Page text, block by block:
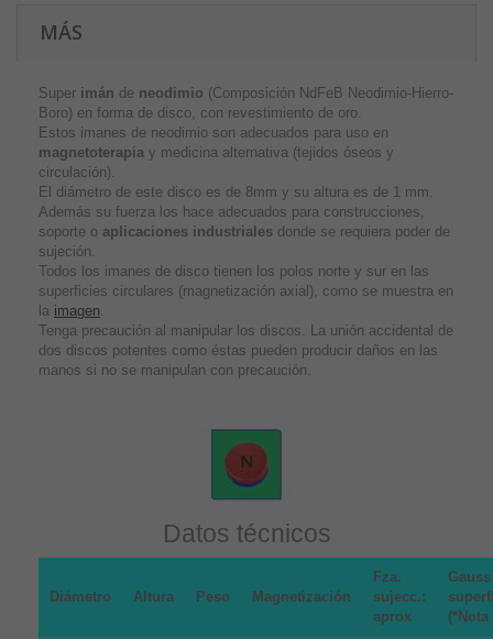
MÁS
Super imán de neodimio (Composición NdFeB Neodimio-Hierro-
Boro) en forma de disco, con revestimiento de oro.
Estos imanes de neodimio son adecuados para uso en
magnetoterapia y medicina alternativa (tejidos óseos y
circulación).
El diámetro de este disco es de 8mm y su altura es de 1 mm.
Además su fuerza los hace adecuados para construcciones,
soporte o aplicaciones industriales donde se requiera poder de
sujeción.
Todos los imanes de disco tienen los polos norte y sur en las
superficies circulares (magnetización axial), como se muestra en
la imagen.
Tenga precaución al manipular los discos. La unión accidental de
dos discos potentes como éstas pueden producir daños en las
manos si no se manipulan con precaución.
Datos técnicos
Diámetro Altura Peso Magnetización
Fza.
sujecc.:
aprox
(*Nota